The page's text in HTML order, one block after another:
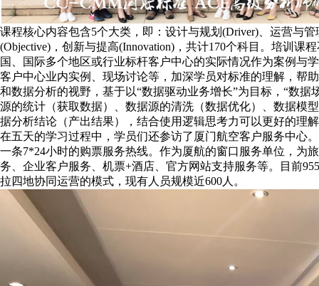
课程核心内容包含5个大类，即：设计与规划(Driver)、运营与管
(Objective)，创新与提高(Innovation)，共计170个科目。培训课
国、国际多个地区或行业标杆客户中心的实际情况作为案例与
客户中心业内实例、现场讨论等，加深学员对标准的理解，帮
和数据分析的视野，基于以“数据驱动业务增长”为目标，“数据
源的统计（获取数据）、数据源的清洗（数据优化）、数据模
据分析结论（产出结果），结合使用逻辑思考力可以更好的理
在五天的学习过程中，学员们还参访了厦门航空客户服务中心
一条7*24小时的购票服务热线。作为厦航的窗口服务单位，为
务、企业客户服务、机票+酒店、官方网站支持服务等。目前
拉四地协同运营的模式，现有人员规模近600人。